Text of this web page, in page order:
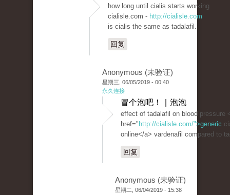
how long until cialis starts working
cialisle.com - http://cialisle.com
is cialis the same as tadalafil.
回复
Anonymous (未验证)
星期三, 06/05/2019 - 00:40
永久连接
冒个泡吧！ | 泡泡
effect of tadalafil on blood pressure
href=" http://cialisle.com/">generic
online</a> vardenafil compared to
回复
Anonymous (未验证)
星期二, 06/04/2019 - 15:38